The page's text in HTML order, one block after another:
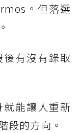
。但落選
有沒有錄取
能讓人重新
段的方向。